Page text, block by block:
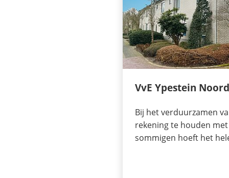
VvE Ypestein Noord
Bij het verduurzamen
rekening te houden
sommigen hoeft het